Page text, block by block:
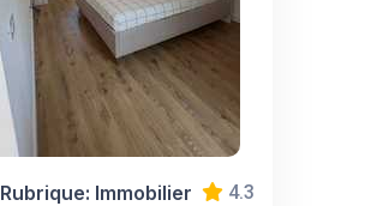
Rubrique: Immobilier 4.3